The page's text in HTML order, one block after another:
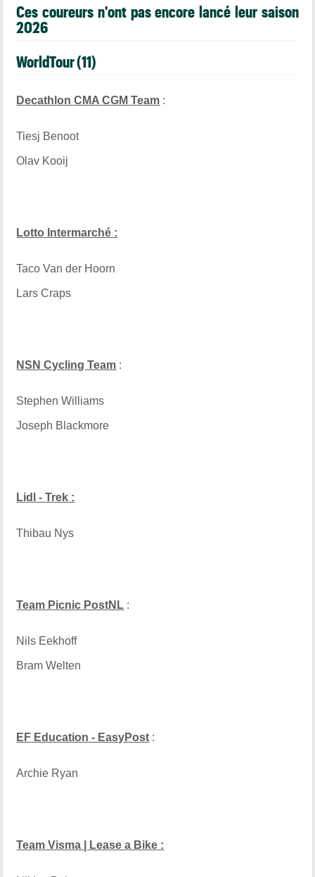
Ces coureurs n'ont pas encore lancé leur saison
2026
WorldTour (11)
Decathlon CMA CGM Team :
Tiesj Benoot
Olav Kooij
Lotto Intermarché :
Taco Van der Hoorn
Lars Craps
NSN Cycling Team :
Stephen Williams
Joseph Blackmore
Lidl - Trek :
Thibau Nys
Team Picnic PostNL :
Nils Eekhoff
Bram Welten
EF Education - EasyPost :
Archie Ryan
Team Visma | Lease a Bike :